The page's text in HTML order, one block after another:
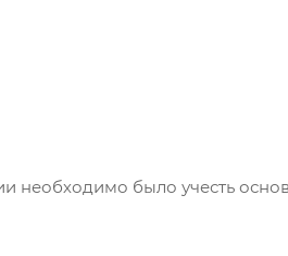
необходимо было учесть